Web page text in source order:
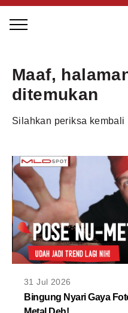
LOCAL GREATNESS
INSPIRING
INSPIRING
TRENDING
EVENTS
MLDPODCAST
VIDEOS
MLDPOINTS
Maaf,
ditemukan
Silahkan periksa kembali
31 Jul 2026
Bingung Nyari Gaya